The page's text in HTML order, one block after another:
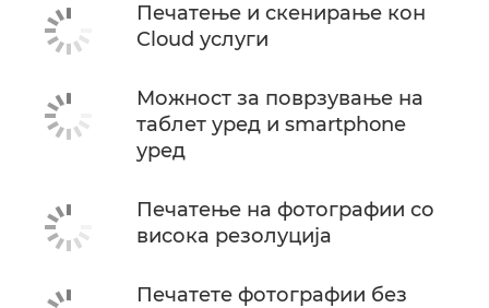
Печатење и скенирање кон
Cloud услуги
Можност за поврзување на
таблет уред и smartphone
уред
Печатење на фотографии со
висока резолуција
Печатете фотографии без